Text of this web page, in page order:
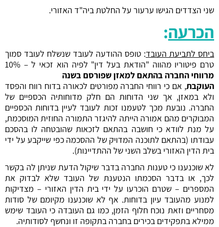
שני הצדדים הגישו ערעור על החלטת ביה"ד האזורי.
הכרעה:
ביחס לתביעת העובד: טופס ההודעה לעובד שנשלח לעובד סמוך
טרם פיטוריו מהווה "הודאת בעל דין" לפיה הוא זכאי ל – 10%
מרווחי החברה בהתאם למאזן שפורסם בשנה
העוקבת, אם כי רווחי החברה מפורטים לכאורה בדוח רווח והפסד
ולא במאזן, אך שני הדוחות הם חלק מדוחותיה הכספיים של
החברה. נובעת מכך לטעמנו זכות לעובד לעיין בדוחות הכספיים
המבוקרים מהם אמורה הייתה להיגזר התמורה החוזית המוסכמת,
על מנת לוודא כי חושבה בהתאם לזכאות שהובטחה לו בהסכם
עבודתו (בהתאם לתוכנה המדויק של ההסכמה כפי שייקבע על ידי
בית הדין האזורי בשלב השני של ההתדיינות).
לא שוכנענו כי טענות החברה בדבר שיקול הדעת שניתן לה בקשר
לכך, או בדבר הסכמתו הנטענת של העובד שלא לבדוק את
המספרים – שטרם הוכרעו על ידי בית הדין האזורי – מצדיקות
למנוע מהעובד עיון בדוחות. אף לא שוכנענו מקיומם של סודות
מסחריים וזאת נוכח חלוף הזמן, כמו גם העובדה כי העובד שימש
ממילא בתפקידים בכירים בחברה בתקופה זו ונחשף לסודותיה.